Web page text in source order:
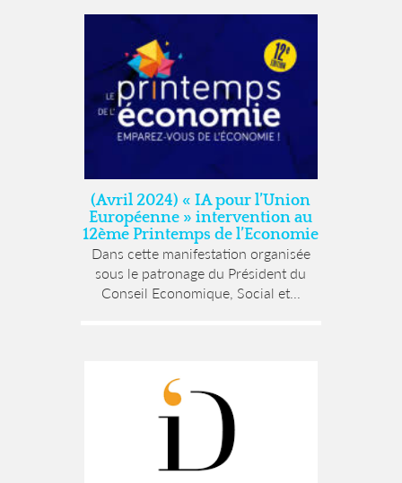
(Avril 2024) « IA pour l’Union
Européenne » intervention au
12ème Printemps de l’Economie
Dans cette manifestation organisée
sous le patronage du Président du
Conseil Economique, Social et...